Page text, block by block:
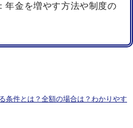
：年金を増やす方法や制度の
条件とは？全額の場合は？わかりやす